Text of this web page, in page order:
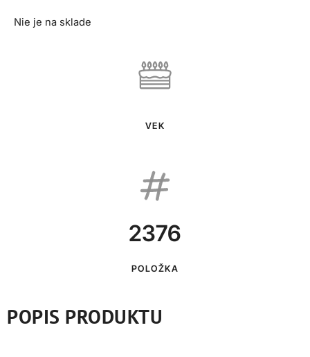
Nie je na sklade
VEK
2376
POLOŽKA
POPIS PRODUKTU